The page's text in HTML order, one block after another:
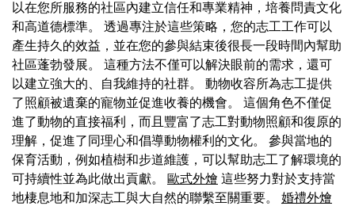
以在您所服務的社區內建立信任和專業精神，培養問責文化
和高道德標準。 透過專注於這些策略，您的志工工作可以
產生持久的效益，並在您的參與結束後很長一段時間內幫助
社區蓬勃發展。 這種方法不僅可以解決眼前的需求，還可
以建立強大的、自我維持的社群。 動物收容所為志工提供
了照顧被遺棄的寵物並促進收養的機會。 這個角色不僅促
進了動物的直接福利，而且豐富了志工對動物照顧和復原的
理解，促進了同理心和倡導動物權利的文化。 參與當地的
保育活動，例如植樹和步道維護，可以幫助志工了解環境的
可持續性並為此做出貢獻。
歐式外燴 這些努力對於支持當
地棲息地和加深志工與大自然的聯繫至關重要。 婚禮外燴